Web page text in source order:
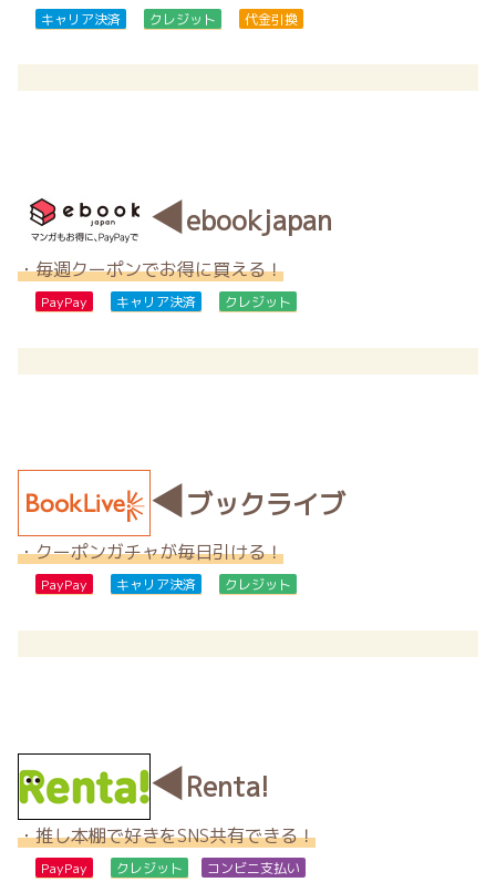
キャリア決済 クレジット 代金引換
◀ebookjapan
・毎週クーポンでお得に買える！
PayPay キャリア決済 クレジット
◀ブックライブ
・クーポンガチャが毎日引ける！
PayPay キャリア決済 クレジット
◀Renta!
・推し本棚で好きをSNS共有できる！
PayPay クレジット コンビニ支払い